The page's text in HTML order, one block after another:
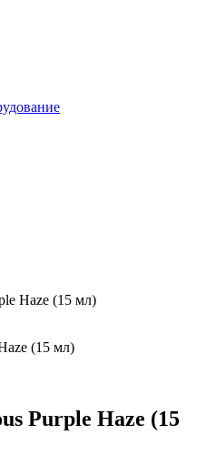
Haze (15 мл)
Purple Haze (15